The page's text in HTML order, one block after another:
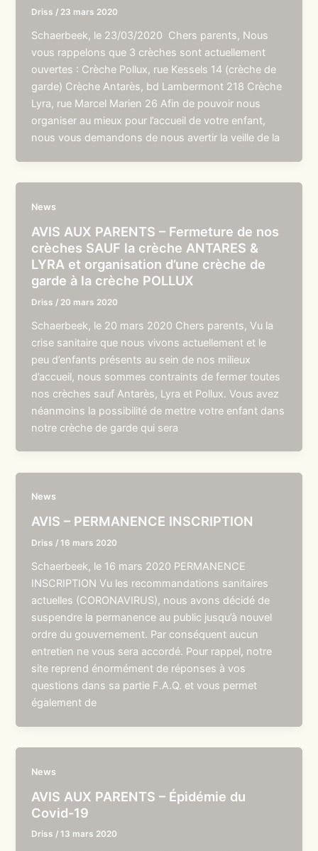
Driss / 23 mars 2020
Schaerbeek, le 23/03/2020 Chers parents, Nous
vous rappelons que 3 crèches sont actuellement
ouvertes : Crèche Pollux, rue Kessels 14 (crèche de
garde) Crèche Antarès, bd Lambermont 218 Crèche
Lyra, rue Marcel Marien 26 Afin de pouvoir nous
organiser au mieux pour l’accueil de votre enfant,
nous vous demandons de nous avertir la veille de la
News
AVIS AUX PARENTS – Fermeture de nos
crèches SAUF la crèche ANTARES &
LYRA et organisation d’une crèche de
garde à la crèche POLLUX
Driss / 20 mars 2020
Schaerbeek, le 20 mars 2020 Chers parents, Vu la
crise sanitaire que nous vivons actuellement et le
peu d’enfants présents au sein de nos milieux
d’accueil, nous sommes contraints de fermer toutes
nos crèches sauf Antarès, Lyra et Pollux. Vous avez
néanmoins la possibilité de mettre votre enfant dans
notre crèche de garde qui sera
News
AVIS – PERMANENCE INSCRIPTION
Driss /16 mars 2020
Schaerbeek, le 16 mars 2020 PERMANENCE
INSCRIPTION Vu les recommandations sanitaires
actuelles (CORONAVIRUS), nous avons décidé de
suspendre la permanence au public jusqu’à nouvel
ordre du gouvernement. Par conséquent aucun
entretien ne vous sera accordé. Pour rappel, notre
site reprend énormément de réponses à vos
questions dans sa partie F.A.Q. et vous permet
également de
News
AVIS AUX PARENTS – Épidémie du
Covid-19
Driss /13 mars 2020